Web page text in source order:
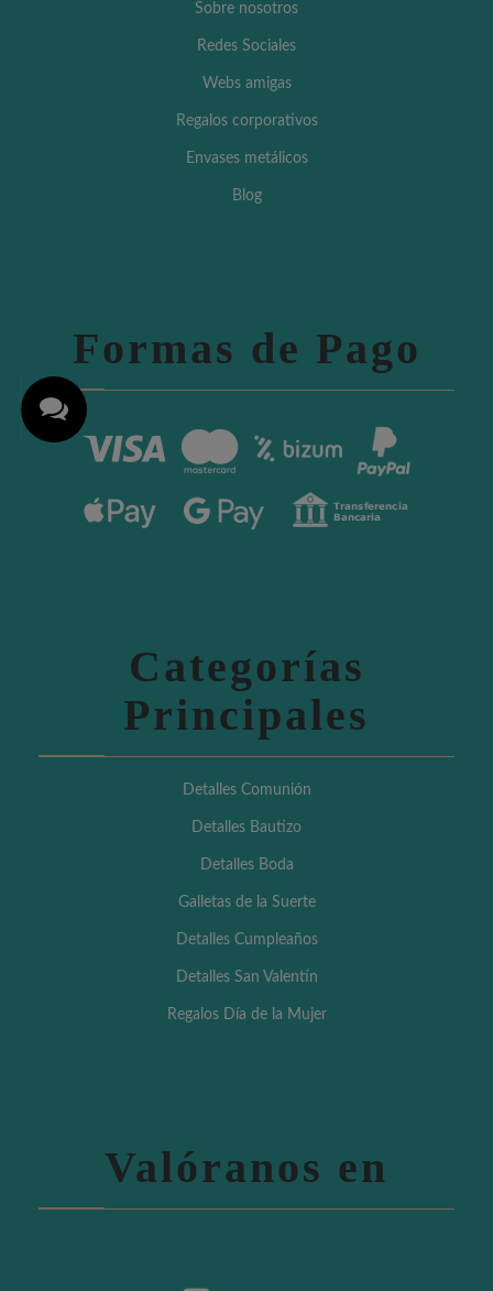
Sobre nosotros
Redes Sociales
Webs amigas
Regalos corporativos
Envases metálicos
Blog
Formas de Pago
Categorías
Principales
Detalles Comunión
Detalles Bautizo
Detalles Boda
Galletas de la Suerte
Detalles Cumpleaños
Detalles San Valentín
Regalos Día de la Mujer
Valóranos en